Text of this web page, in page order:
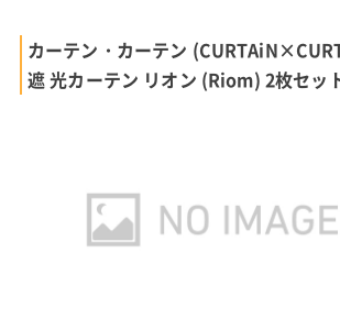
カーテン・カーテン
遮 光カーテン リオン (Riom) 2枚セッ